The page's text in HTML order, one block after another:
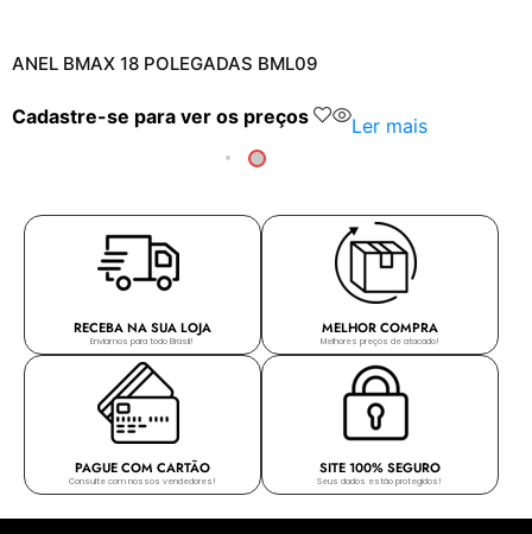
ANEL BMAX 18 POLEGADAS BML09
Cadastre-se para ver os preços Ler mais
RECEBA NA SUA LOJA
Enviamos para todo Brasil!
MELHOR COMPRA
Melhores preços de atacado!
PAGUE COM CARTÃO
Consulte com nossos vendedores!
SITE 100% SEGURO
Seus dados estão protegidos!